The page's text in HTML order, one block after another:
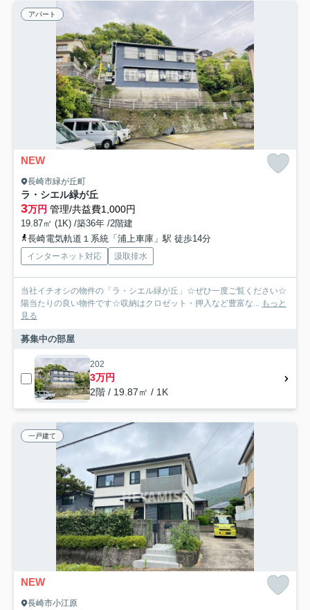
アパート
NEW
長崎市緑が丘町
ラ・シエル緑が丘
3万円 管理/共益費1,000円
19.87㎡ (1K) /築36年 /2階建
長崎電気軌道１系統「浦上車庫」駅 徒歩14分
インターネット対応 汲取排水
当社イチオシの物件の「ラ・シエル緑が丘」☆ぜひ一度ご覧ください☆
陽当たりの良い物件です☆収納はクロゼット・押入など豊富な... もっと
見る
募集中の部屋
202
3万円
2階 / 19.87㎡ / 1K
一戸建て
NEW
長崎市小江原